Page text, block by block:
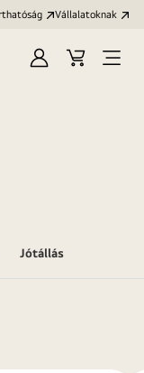
Vállalatoknak
Bejelentkezés
KosárMenü
Jótállás